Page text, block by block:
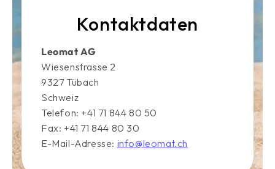
Kontaktdaten
Leomat AG
Wiesenstrasse 2
9327 Tübach
Schweiz
Telefon: +41 71 844 80 50
Fax: +41 71 844 80 30
E-Mail-Adresse: info@leomat.ch